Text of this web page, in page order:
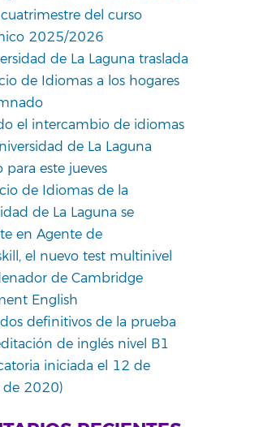
del curso
2025/2026
de La Laguna traslada
de Idiomas a los hogares
el intercambio de idiomas
de La Laguna
para este jueves
de Idiomas de la
de La Laguna se
en Agente de
el nuevo test multinivel
de Cambridge
English
definitivos de la prueba
de inglés nivel B1
iniciada el 12 de
de 2020)